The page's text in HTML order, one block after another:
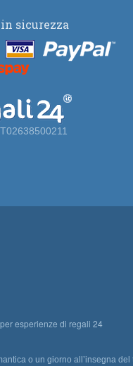
sicurezza
esperienze di regali 24
o un giorno all’insegna